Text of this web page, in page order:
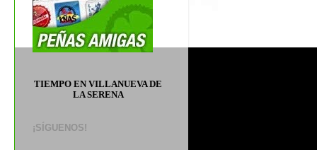
TIEMPO EN VILLANUEVA DE
LA SERENA
¡SÍGUENOS!